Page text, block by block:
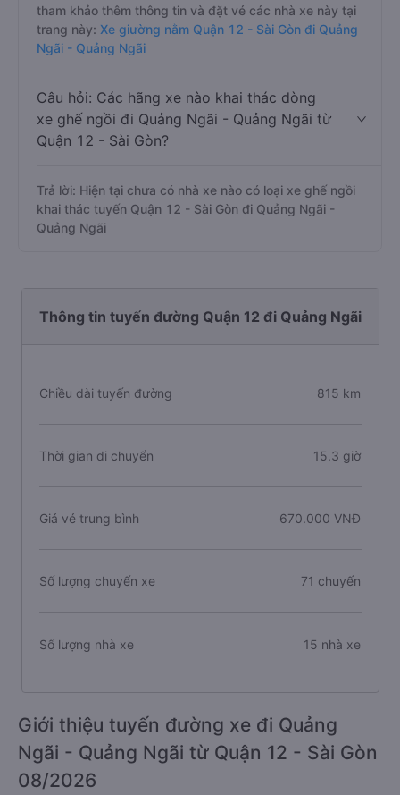
tham khảo thêm thông tin và đặt vé các nhà xe này tại
trang này: Xe giường nằm Quận 12 - Sài Gòn đi Quảng
Ngãi - Quảng Ngãi
Câu hỏi: Các hãng xe nào khai thác dòng
xe ghế ngồi đi Quảng Ngãi - Quảng Ngãi từ
Quận 12 - Sài Gòn?
Trả lời: Hiện tại chưa có nhà xe nào có loại xe ghế ngồi
khai thác tuyến Quận 12 - Sài Gòn đi Quảng Ngãi -
Quảng Ngãi
Thông tin tuyến đường Quận 12 đi Quảng Ngãi
Chiều dài tuyến đường 815 km
Thời gian di chuyển 15.3 giờ
Giá vé trung bình 670.000 VNĐ
Số lượng chuyến xe 71 chuyến
Số lượng nhà xe 15 nhà xe
Giới thiệu tuyến đường xe đi Quảng
Ngãi - Quảng Ngãi từ Quận 12 - Sài Gòn
08/2026